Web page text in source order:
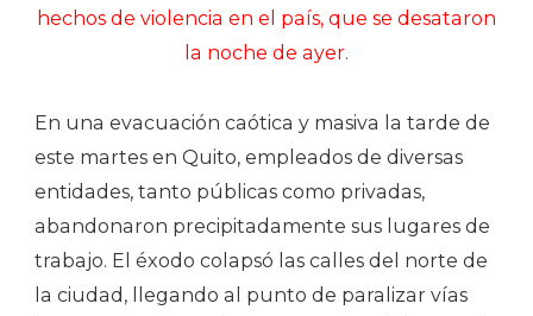
hechos de violencia en el país, que se desataron
la noche de ayer.
En una evacuación caótica y masiva la tarde de
este martes en Quito, empleados de diversas
entidades, tanto públicas como privadas,
abandonaron precipitadamente sus lugares de
trabajo. El éxodo colapsó las calles del norte de
la ciudad, llegando al punto de paralizar vías